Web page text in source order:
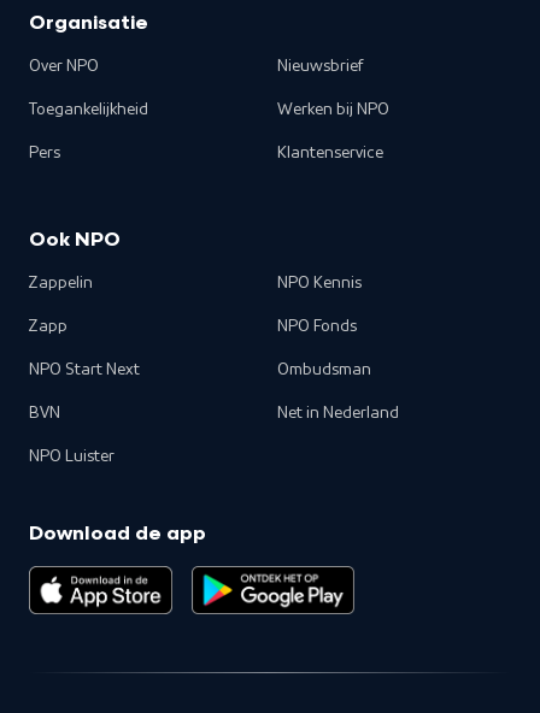
Organisatie
Over NPO
Toegankelijkheid
Pers
Nieuwsbrief
Werken bij NPO
Klantenservice
Ook NPO
Zappelin
Zapp
NPO Start Next
BVN
NPO Luister
NPO Kennis
NPO Fonds
Ombudsman
Net in Nederland
Download de app